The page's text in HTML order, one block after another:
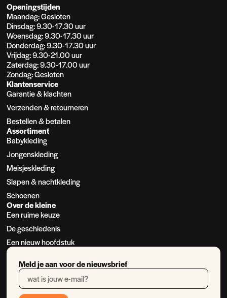
Openingstijden
Maandag: Gesloten
Dinsdag: 9.30-17.30 uur
Woensdag: 9.30-17.30 uur
Donderdag: 9.30-17.30 uur
Vrijdag: 9.30-21.00 uur
Zaterdag: 9.30-17.00 uur
Zondag: Gesloten
Klantenservice
Garantie & klachten
Verzenden & retourneren
Bestellen & betalen
Assortiment
Babykleding
Jongenskleding
Meisjeskleding
Slapen & nachtkleding
Schoenen
Over de kleine
Een ruime keuze
De geschiedenis
Een nieuw hoofdstuk
Meld je aan voor de nieuwsbrief